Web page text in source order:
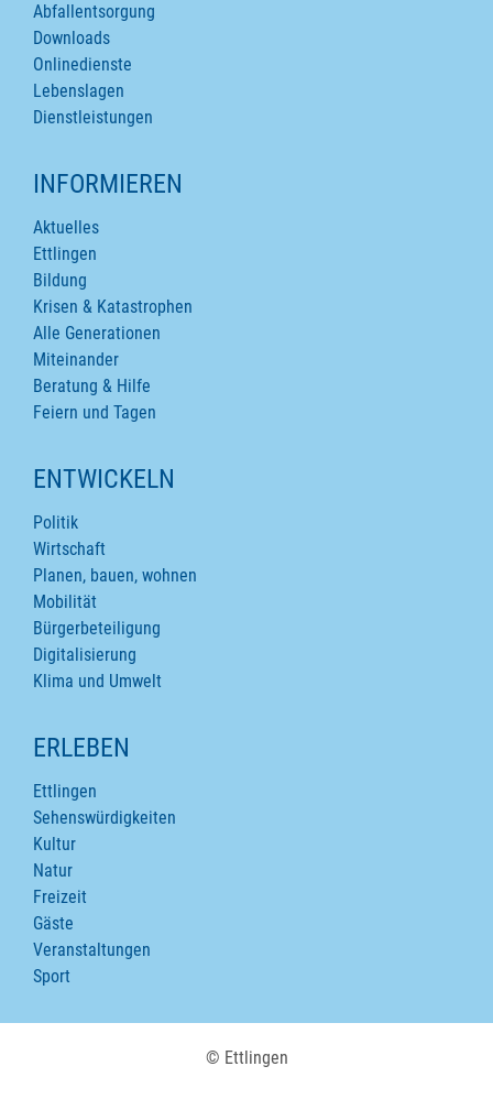
Abfallentsorgung
Downloads
Onlinedienste
Lebenslagen
Dienstleistungen
INFORMIEREN
Aktuelles
Ettlingen
Bildung
Krisen & Katastrophen
Alle Generationen
Miteinander
Beratung & Hilfe
Feiern und Tagen
ENTWICKELN
Politik
Wirtschaft
Planen, bauen, wohnen
Mobilität
Bürgerbeteiligung
Digitalisierung
Klima und Umwelt
ERLEBEN
Ettlingen
Sehenswürdigkeiten
Kultur
Natur
Freizeit
Gäste
Veranstaltungen
Sport
© Ettlingen